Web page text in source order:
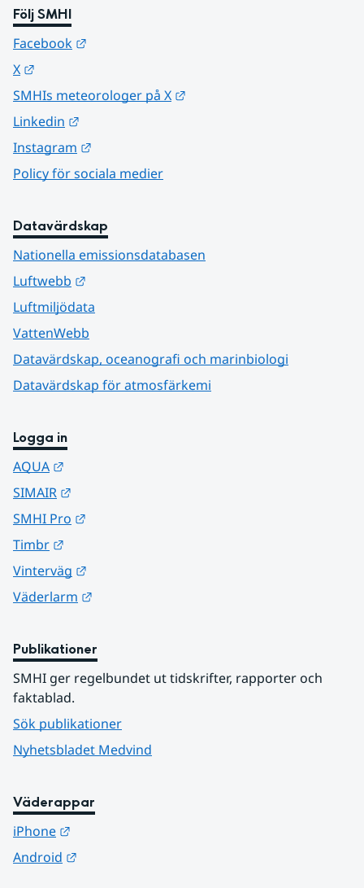
Följ SMHI
Facebook
X
SMHIs meteorologer på X
Linkedin
Instagram
Policy för sociala medier
Datavärdskap
Nationella emissionsdatabasen
Luftwebb
Luftmiljödata
VattenWebb
Datavärdskap, oceanografi och marinbiologi
Datavärdskap för atmosfärkemi
Logga in
AQUA
SIMAIR
SMHI Pro
Timbr
Vinterväg
Väderlarm
Publikationer
SMHI ger regelbundet ut tidskrifter, rapporter och
faktablad.
Sök publikationer
Nyhetsbladet Medvind
Väderappar
iPhone
Android